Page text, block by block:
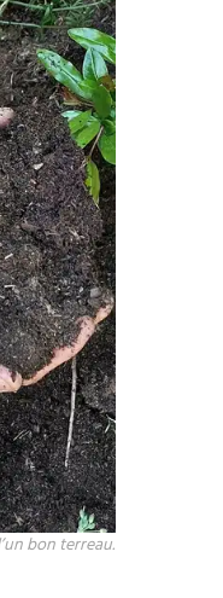
bon terreau.